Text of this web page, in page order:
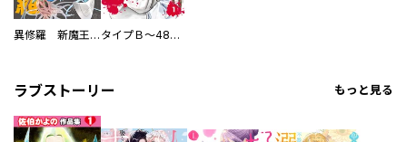
異修羅 新魔王戦争 タイプＢ～48時間後、致死率100％～【単話】
ラブストーリー もっと見る